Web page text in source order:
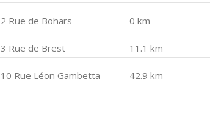
2 Rue de Bohars 0 km
3 Rue de Brest 11.1 km
10 Rue Léon Gambetta 42.9 km